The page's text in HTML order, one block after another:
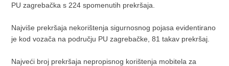
PU zagrebačka s 224 spomenutih prekršaja.
Najviše prekršaja nekorištenja sigurnosnog pojasa evidentirano
je kod vozača na području PU zagrebačke, 81 takav prekršaj.
Najveći broj prekršaja nepropisnog korištenja mobitela za